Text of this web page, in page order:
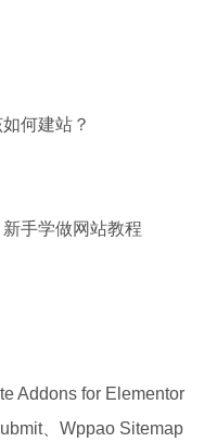
何建站？
手学做网站教程
Addons for Elementor
、Wppao Sitemap